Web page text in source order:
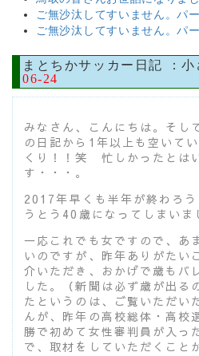
ご無沙汰してすいません。パ
ご無沙汰してすいません。パ
まとちかサッカー日記 ：小
06-24
みなさん、こんにちは。そし
の日記から1年以上も空いて
くり！！笑 忙しかったとは
す・・・。
2017年早くも半年が終わろ
うとう40歳になってしまいま
一応これでも女ですので、あ
いのですが、昨年ありがたい
介いただき、おかげで歳もバ
した。（新聞は必ず歳が出
たというのは、ご覧いただい
んが、昨年の高校総体・高校
勝で初めて女性審判員が入っ
で、取材をしていただくこと